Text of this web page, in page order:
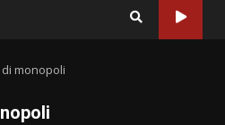
monopoli